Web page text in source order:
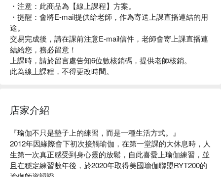
・注意：此商品為【線上課程】方案。
・提醒：會將E-mail提供給老師，作為寄送上課直播連結的用
途。
交易完成後，請在課前注意E-mail信件，老師會寄上課直播連
結給您，務必留意！
上課時，請於留言處告知6位數核銷碼，提供老師核銷。
此為線上課程，不得更改時間。
店家介紹
『瑜伽不只是墊子上的練習，而是一種生活方式。』
2012年因緣際會下初次接觸瑜伽，在第一堂課的大休息時，人
生第一次真正感受到身心靈的放鬆，自此喜愛上瑜伽練習，並
且在穩定練習數年後，於2020年取得美國瑜伽聯盟RYT200的
瑜伽師資認證。